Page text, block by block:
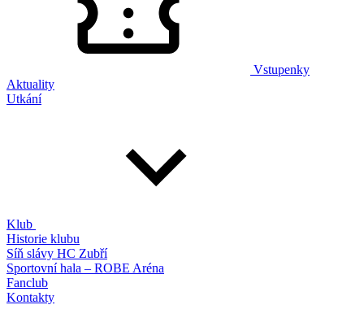
Vstupenky
Aktuality
Utkání
Klub
Historie klubu
Síň slávy HC Zubří
Sportovní hala – ROBE Aréna
Fanclub
Kontakty